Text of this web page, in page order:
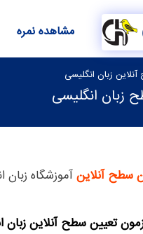
مشاهده نمره
زبان انگلیسی
زبان انگلیسی
سطح آنلاینآموزشگاه
تعیین سطح آنلاین زبان